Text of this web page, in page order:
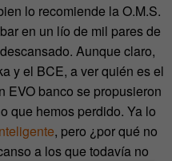
lo recomiende la O.M.S.
en un lío de mil pares de
Aunque claro,
y el BCE, a ver quién es el
EVO banco se propusieron
que hemos perdido. Ya lo
, pero ¿por qué no
a los que todavía no